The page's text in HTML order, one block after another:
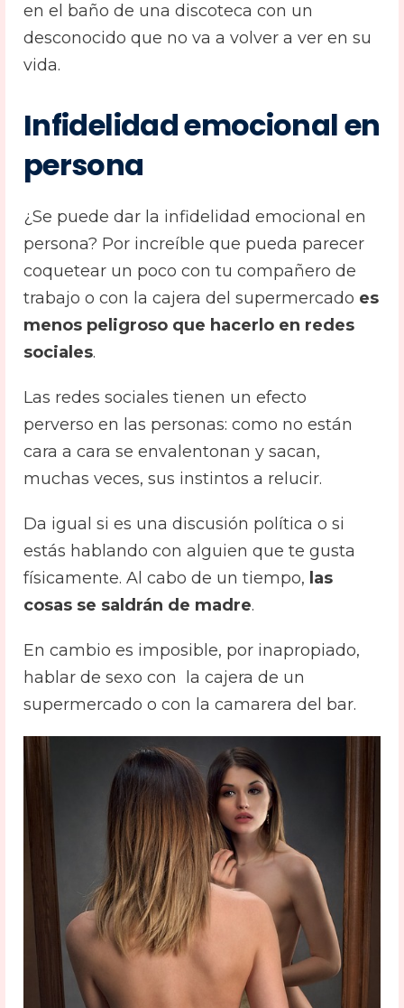
en el baño de una discoteca con un
desconocido que no va a volver a ver en su
vida.
Infidelidad emocional en
persona
¿Se puede dar la infidelidad emocional en
persona? Por increíble que pueda parecer
coquetear un poco con tu compañero de
trabajo o con la cajera del supermercado es
menos peligroso que hacerlo en redes
sociales.
Las redes sociales tienen un efecto
perverso en las personas: como no están
cara a cara se envalentonan y sacan,
muchas veces, sus instintos a relucir.
Da igual si es una discusión política o si
estás hablando con alguien que te gusta
físicamente. Al cabo de un tiempo, las
cosas se saldrán de madre.
En cambio es imposible, por inapropiado,
hablar de sexo con la cajera de un
supermercado o con la camarera del bar.